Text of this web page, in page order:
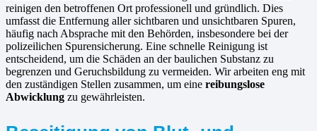
reinigen den betroffenen Ort professionell und gründlich. Dies
umfasst die Entfernung aller sichtbaren und unsichtbaren Spuren,
häufig nach Absprache mit den Behörden, insbesondere bei der
polizeilichen Spurensicherung. Eine schnelle Reinigung ist
entscheidend, um die Schäden an der baulichen Substanz zu
begrenzen und Geruchsbildung zu vermeiden. Wir arbeiten eng mit
den zuständigen Stellen zusammen, um eine reibungslose
Abwicklung zu gewährleisten.